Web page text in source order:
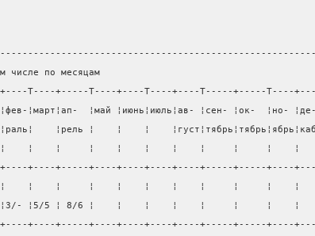
том числе по месяцам
T----+-----T----+----T----+----T-----+-----T----
¦март¦ап-  ¦май ¦июнь¦июль¦ав- ¦сен- ¦ок-  ¦но-
¦рель ¦    ¦    ¦
¦    ¦    ¦     ¦    ¦    ¦    ¦    ¦     ¦     ¦    ¦
+----+-----+----+----+----+----+-----+-----+----
¦    ¦    ¦     ¦    ¦    ¦    ¦    ¦     ¦     ¦    ¦
¦3/- ¦5/5 ¦ 8/6 ¦    ¦    ¦    ¦    ¦     ¦     ¦    ¦
+----+-----+----+----+----+----+-----+-----+----